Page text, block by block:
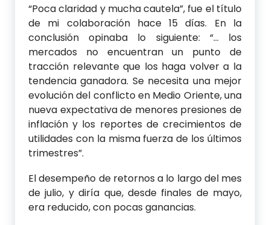
Compartir
por
WhatsApp
Compartir
por
Twitter
Compartir
por
Facebook
Compartir
por
Linkedin
“Poca claridad y mucha cautela”, fue el título
de mi colaboración hace 15 días. En la
conclusión opinaba lo siguiente: “… los
mercados no encuentran un punto de
tracción relevante que los haga volver a la
tendencia ganadora. Se necesita una mejor
evolución del conflicto en Medio Oriente, una
nueva expectativa de menores presiones de
inflación y los reportes de crecimientos de
utilidades con la misma fuerza de los últimos
trimestres”.
El desempeño de retornos a lo largo del mes
de julio, y diría que, desde finales de mayo,
era reducido, con pocas ganancias.